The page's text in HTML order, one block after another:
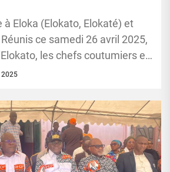
à Eloka (Elokato, Elokaté) et
ce samedi 26 avril 2025,
les chefs coutumiers et
2025